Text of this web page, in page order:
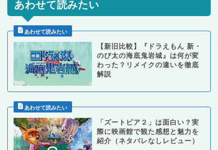
あわせて読みたい
【新旧比較】『ドラえもん 新・
のび太の海底鬼岩城』は何が変
わった？リメイクの違いを徹底
解説
「ズートピア２」は面白い？実
際に映画館で観た感想と魅力を
紹介（ネタバレなしレビュー）